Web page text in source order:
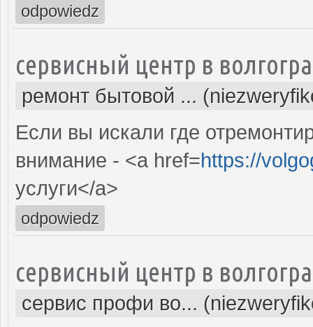
odpowiedz
сервисный центр в
ремонт бытовой ...
Если вы искали где
внимание - <a href=https://
услуги</a>
odpowiedz
сервисный центр в
сервис профи во...